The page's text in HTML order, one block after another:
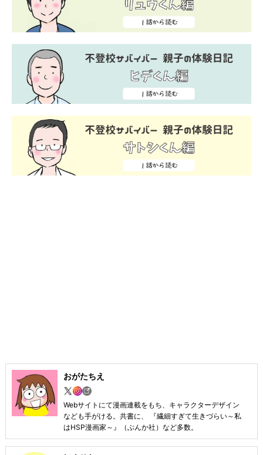
おがたちえ
Webサイトにて漫画連載をもち、キャラクターデザイン
なども手がける。共書に、 『繊細すぎて生きづらい～私
はHSP漫画家～』（ぶんか社）など多数。